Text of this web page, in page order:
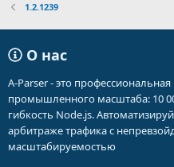
1.2.1239
О нас
A-Parser - это
промышленного масштаба: 10
гибкость Node.js.
арбитраже трафика с
масштабируемостью